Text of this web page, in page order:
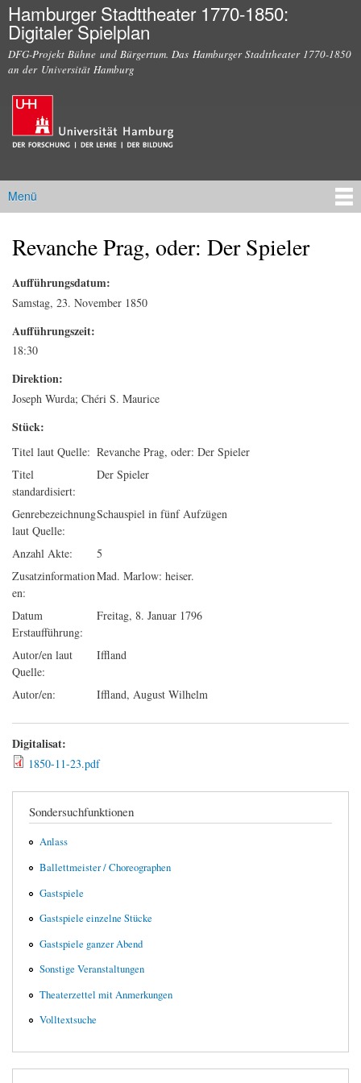
Direkt
zum
Inhalt
Hamburger Stadttheater 1770-1850:
Digitaler Spielplan
DFG-Projekt Bühne und Bürgertum. Das Hamburger Stadttheater 1770-1850
an der Universität Hamburg
Hauptmenü
Menü
Sie sind hier
Revanche Prag, oder: Der Spieler
Aufführungsdatum:
Samstag, 23. November 1850
Aufführungszeit:
18:30
Direktion:
Joseph Wurda; Chéri S. Maurice
Stück:
Titel laut Quelle: Revanche Prag, oder: Der Spieler
Titel
standardisiert:
Der Spieler
Genrebezeichnung
laut Quelle:
Schauspiel in fünf Aufzügen
Anzahl Akte:
5
Zusatzinformation
en:
Mad. Marlow: heiser.
Datum
Erstaufführung:
Freitag, 8. Januar 1796
Autor/en laut
Quelle:
Iffland
Autor/en: Iffland, August Wilhelm
Digitalisat:
1850-11-23.pdf
Sondersuchfunktionen
Anlass
Ballettmeister / Choreographen
Gastspiele
Gastspiele einzelne Stücke
Gastspiele ganzer Abend
Sonstige Veranstaltungen
Theaterzettel mit Anmerkungen
Volltextsuche